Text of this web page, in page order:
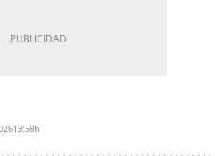
13:58h